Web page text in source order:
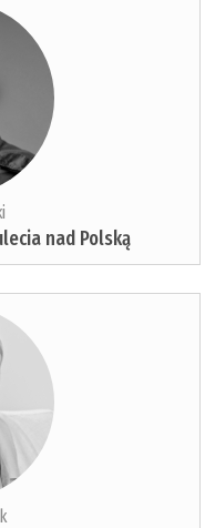
nad Polską